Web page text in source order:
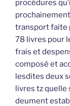
procédures
transport faite
78 livres pour
frais et
composé et
lesdites deux
livres tz quelle
deument